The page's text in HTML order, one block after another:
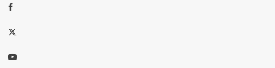
Facebook
Twitter
Youtube